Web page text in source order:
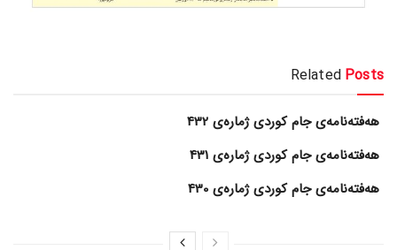
Related Posts
هەفتەنامەی جام کوردی ژمارەی 432
هەفتەنامەی جام کوردی ژمارەی 431
هەفتەنامەی جام کوردی ژمارەی 430